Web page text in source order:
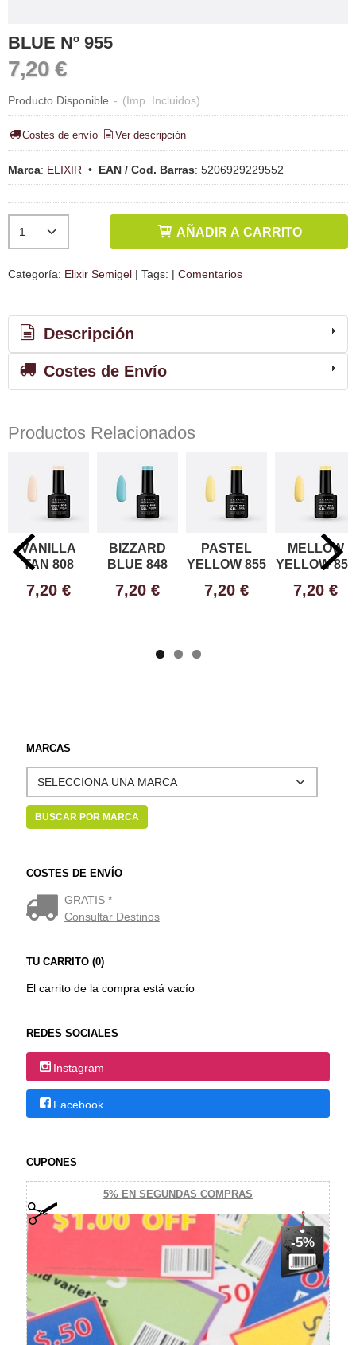
MARCAS
COSTES DE ENVÍO
GRATIS *
Consultar Destinos
TU CARRITO (0)
El carrito de la compra está vacío
REDES SOCIALES
Instagram
Facebook
CUPONES
5% EN SEGUNDAS COMPRAS
-5%
BLUE Nº 955
7,20 €
Producto Disponible - (Imp. Incluidos)
Costes de envío Ver descripción
Marca: ELIXIR • EAN / Cod. Barras: 5206929229552
AÑADIR A CARRITO
Categoría: Elixir Semigel | Tags: | Comentarios
Descripción
Costes de Envío
Productos Relacionados
VANILLA
TAN 808
7,20 €
BIZZARD
BLUE 848
7,20 €
PASTEL
YELLOW 855
7,20 €
MELLOW
YELLOW 856
7,20 €